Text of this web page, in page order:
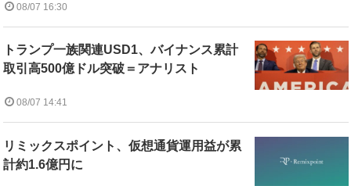
08/07 16:30
トランプ一族関連USD1、バイナンス累計
取引高500億ドル突破＝アナリスト
08/07 14:41
リミックスポイント、仮想通貨運用益が累
計約1.6億円に